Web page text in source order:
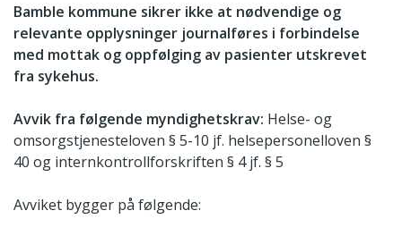
Bamble kommune sikrer ikke at nødvendige og
relevante opplysninger journalføres i forbindelse
med mottak og oppfølging av pasienter utskrevet
fra sykehus.
Avvik fra følgende myndighetskrav: Helse- og
omsorgstjenesteloven § 5-10 jf. helsepersonelloven §
40 og internkontrollforskriften § 4 jf. § 5
Avviket bygger på følgende: